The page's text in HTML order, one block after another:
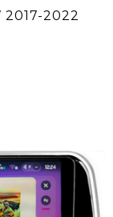
2017-2022